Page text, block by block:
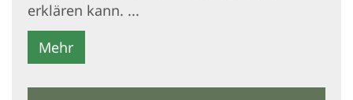
erklären kann. ...
Mehr